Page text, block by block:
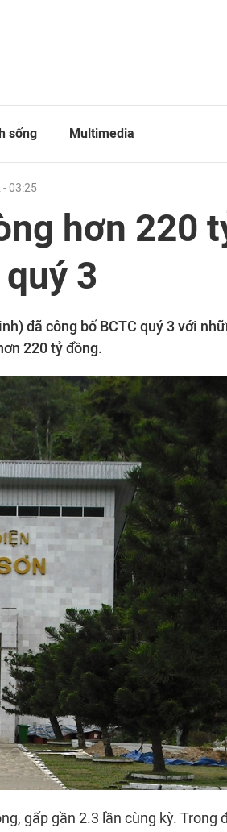
sống Multimedia
03:25
hơn 220
3
đã công bố BCTC quý 3 với
220 tỷ đồng.
gấp gần 2.3 lần cùng kỳ. Trong